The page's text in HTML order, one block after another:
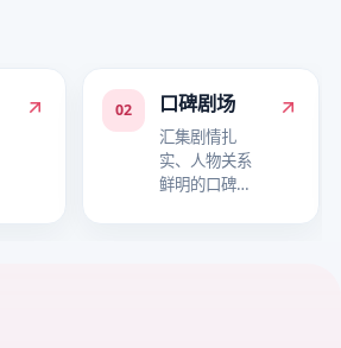
02 口碑剧场
汇集剧情扎
实、人物关系
鲜明的口碑作